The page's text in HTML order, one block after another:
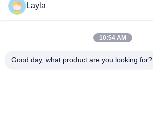
0086-18688885859
Layla
10:54 AM
Good day, what product are you looking for?